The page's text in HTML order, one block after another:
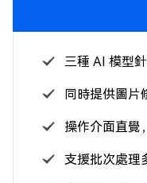
三種 AI 模型
同時提供圖片
操作介面直覺
支援批次處理